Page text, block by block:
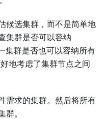
候选集群，而不是简单地
集群是否可以容纳
集群是否也可以容纳所有
地考虑了集群节点之间
需求的集群。然后将所有
。